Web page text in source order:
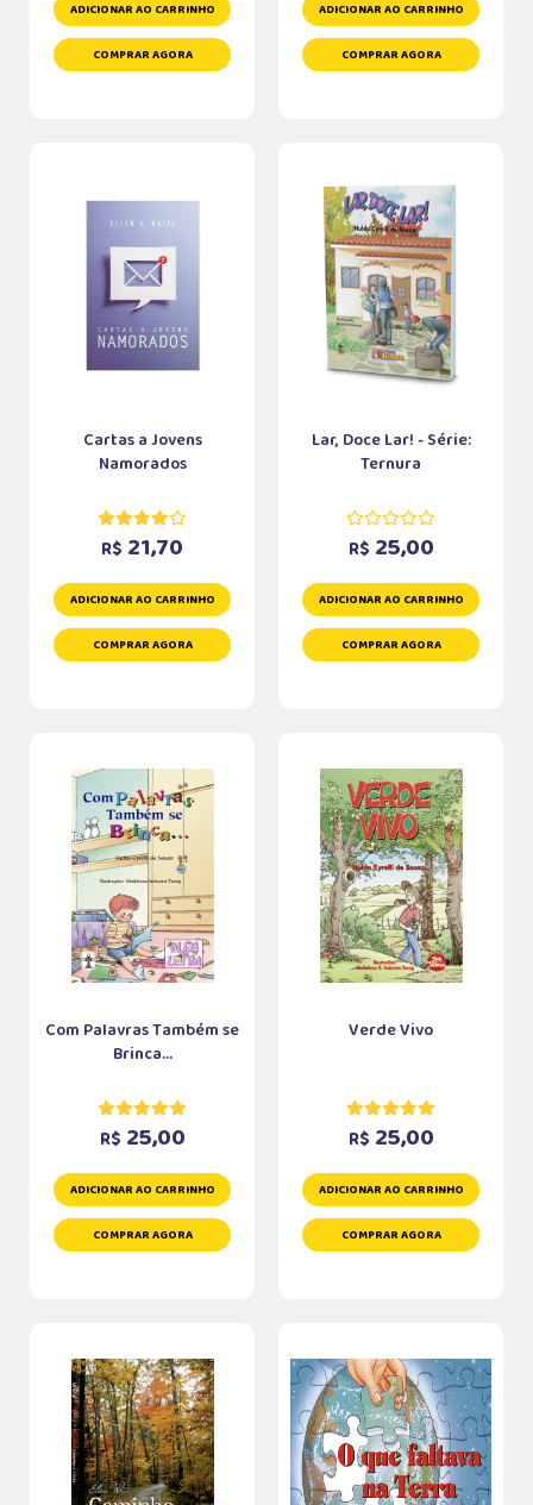
ADICIONAR AO CARRINHO
COMPRAR AGORA
ADICIONAR AO CARRINHO
COMPRAR AGORA
Cartas a Jovens
Namorados
R$ 21,70
ADICIONAR AO CARRINHO
COMPRAR AGORA
Lar, Doce Lar! - Série:
Ternura
R$ 25,00
ADICIONAR AO CARRINHO
COMPRAR AGORA
Com Palavras Também se
Brinca...
R$ 25,00
ADICIONAR AO CARRINHO
COMPRAR AGORA
Verde Vivo
R$ 25,00
ADICIONAR AO CARRINHO
COMPRAR AGORA